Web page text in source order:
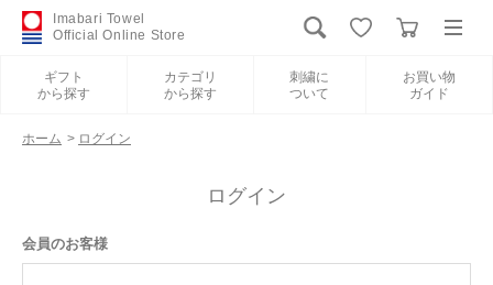
Imabari Towel
Official Online Store
ギフト
から探す
カテゴリ
から探す
刺繍に
ついて
お買い物
ガイド
新規会員登録
カテゴリから探す
ホーム > ログイン
ログイン
会員のお客様